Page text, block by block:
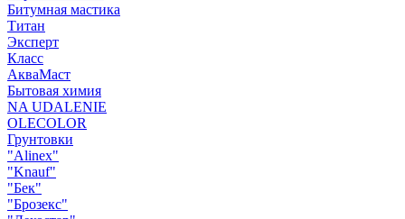
Битумная мастика
Титан
Эксперт
Класс
АкваМаст
Бытовая химия
NA UDALENIE
OLECOLOR
Грунтовки
"Alinex"
"Knauf"
"Бек"
"Брозекс"